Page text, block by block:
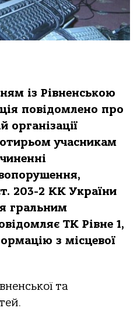
із Рівненською
повідомлено про
організації
учасникам
203-2 КК України
гральним
ТК Рівне 1,
з місцевої
та